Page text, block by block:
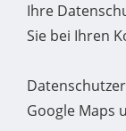
Ihre
Sie bei Ihren
Google Maps